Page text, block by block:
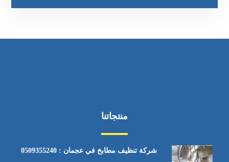
منتجاتنا
شركة تنظيف مطابخ في عجمان : 0509355240